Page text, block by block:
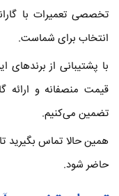
تخصصی تعمیرات با
انتخاب برای شماست.
با پشتیبانی از برندهای
قیمت منصفانه و ارائه
تضمین می‌کنیم.
حاضر شود.